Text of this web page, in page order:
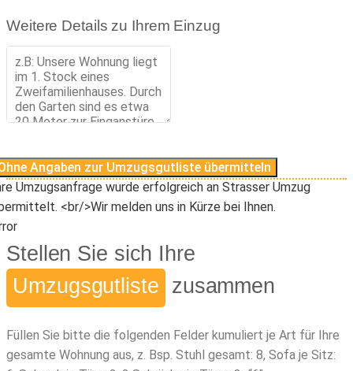
Weitere Details zu Ihrem Einzug
Angaben zur Umzugsgutliste übermitteln
Umzugsanfrage wurde erfolgreich an Strasser Umzug
<br/>Wir melden uns in Kürze bei Ihnen.
Stellen Sie sich Ihre
Umzugsgutliste zusammen
Füllen Sie bitte die folgenden Felder kumuliert je Art für Ihre
gesamte Wohnung aus, z. Bsp. Stuhl gesamt: 8, Sofa je Sitz: